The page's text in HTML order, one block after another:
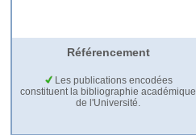
Référencement
Les publications encodées
constituent la bibliographie académique
de l'Université.